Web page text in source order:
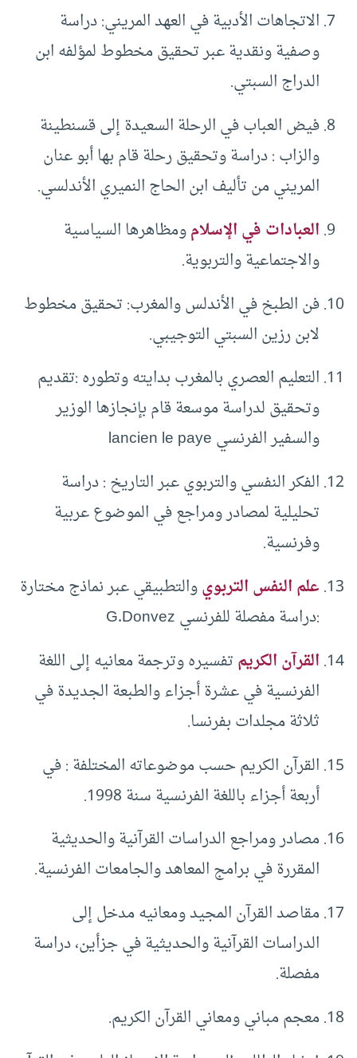
الاتجاهات الأدبية في العهد المريني: دراسة
وصفية ونقدية عبر تحقيق مخطوط لمؤلفه ابن
الدراج السبتي.
فيض العباب في الرحلة السعيدة إلى قسنطينة
والزاب : دراسة وتحقيق رحلة قام بها أبو عنان
المريني من تأليف ابن الحاج النميري الأندلسي.
العبادات في الإسلامومظاهرها السياسية
والاجتماعية والتربوية.
فن الطبخ في الأندلس والمغرب: تحقيق مخطوط
لابن رزين السبتي التوجيبي.
التعليم العصري بالمغرب بدايته وتطوره :تقديم
وتحقيق لدراسة موسعة قام بإنجازها الوزير
والسفير الفرنسي lancien le paye
الفكر النفسي والتربوي عبر التاريخ : دراسة
تحليلية لمصادر ومراجع في الموضوع عربية
وفرنسية.
علم النفس التربويوالتطبيقي عبر نماذج مختارة
:دراسة مفصلة للفرنسي G.Donvez
القرآن الكريمتفسيره وترجمة معانيه إلى اللغة
الفرنسية في عشرة أجزاء والطبعة الجديدة في
ثلاثة مجلدات بفرنسا.
القرآن الكريم حسب موضوعاته المختلفة : في
أربعة أجزاء باللغة الفرنسية سنة 1998.
مصادر ومراجع الدراسات القرآنية والحديثية
المقررة في برامج المعاهد والجامعات الفرنسية.
مقاصد القرآن المجيد ومعانيه مدخل إلى
الدراسات القرآنية والحديثية في جزأين، دراسة
مفصلة.
معجم مباني ومعاني القرآن الكريم.